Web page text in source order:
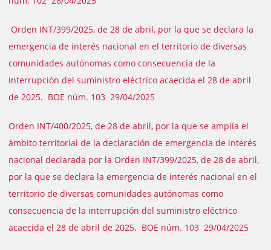
Orden INT/399/2025, de 28 de abril, por la que se declara la
emergencia de interés nacional en el territorio de diversas
comunidades autónomas como consecuencia de la
interrupción del suministro eléctrico acaecida el 28 de abril
de 2025. BOE núm. 103 29/04/2025
Orden INT/400/2025, de 28 de abril, por la que se amplía el
ámbito territorial de la declaración de emergencia de interés
nacional declarada por la Orden INT/399/2025, de 28 de abril,
por la que se declara la emergencia de interés nacional en el
territorio de diversas comunidades autónomas como
consecuencia de la interrupción del suministro eléctrico
acaecida el 28 de abril de 2025. BOE núm. 103 29/04/2025